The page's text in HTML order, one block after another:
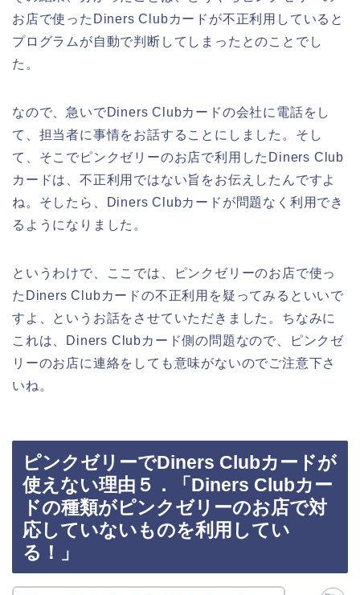
お店で使ったDiners Clubカードが不正利用していると
プログラムが自動で判断してしまったとのことでし
た。
なので、急いでDiners Clubカードの会社に電話をし
て、担当者に事情をお話することにしました。そし
て、そこでピンクゼリーのお店で利用したDiners Club
カードは、不正利用ではない旨をお伝えしたんですよ
ね。そしたら、Diners Clubカードが問題なく利用でき
るようになりました。
というわけで、ここでは、ピンクゼリーのお店で使っ
たDiners Clubカードの不正利用を疑ってみるといいで
すよ、というお話をさせていただきました。ちなみに
これは、Diners Clubカード側の問題なので、ピンクゼ
リーのお店に連絡をしても意味がないのでご注意下さ
いね。
ピンクゼリーでDiners Clubカードが
使えない理由５．「Diners Clubカー
ドの種類がピンクゼリーのお店で対
応していないものを利用してい
る！」